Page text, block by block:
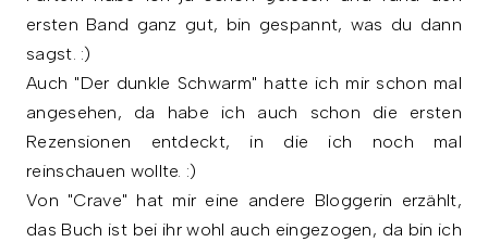
ersten Band ganz gut, bin gespannt, was du dann
sagst. :)
Auch "Der dunkle Schwarm" hatte ich mir schon mal
angesehen, da habe ich auch schon die ersten
Rezensionen entdeckt, in die ich noch mal
reinschauen wollte. :)
Von "Crave" hat mir eine andere Bloggerin erzählt,
das Buch ist bei ihr wohl auch eingezogen, da bin ich